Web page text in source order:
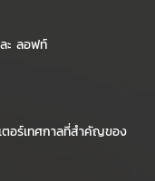
ะ ลอฟท์
ตอร์เทศกาลที่สำคัญของ